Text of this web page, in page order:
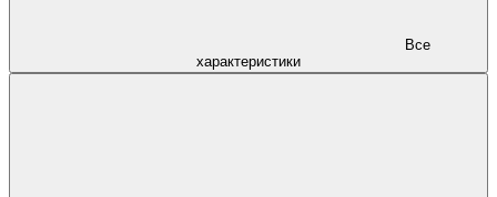
характеристики